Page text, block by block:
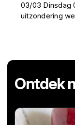
03/03 Dinsdag
uitzondering
Ontdek